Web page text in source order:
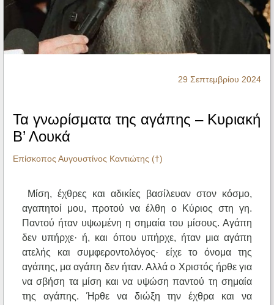
Ηχητικά
29 Σεπτεμβρίου 2024
Τα γνωρίσματα της αγάπης – Κυριακή
Β’ Λουκά
Επίσκοπος Αυγουστίνος Καντιώτης (†)
Μίση, έχθρες και αδικίες βασίλευαν στον κόσμο,
αγαπητοί μου, προτού να έλθη ο Κύριος στη γη.
Παντού ήταν υψωμένη η σημαία του μίσους. Αγάπη
δεν υπήρχε· ή, και όπου υπήρχε, ήταν μια αγάπη
ατελής και συμφεροντολόγος· είχε το όνομα της
αγάπης, μα αγάπη δεν ήταν. Αλλά ο Χριστός ήρθε για
να σβήση τα μίση και να υψώση παντού τη σημαία
της αγάπης. Ήρθε να διώξη την έχθρα και να